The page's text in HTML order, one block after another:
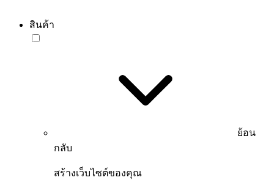
สินค้า
ย้อน
กลับ
สร้างเว็บไซต์ของคุณ